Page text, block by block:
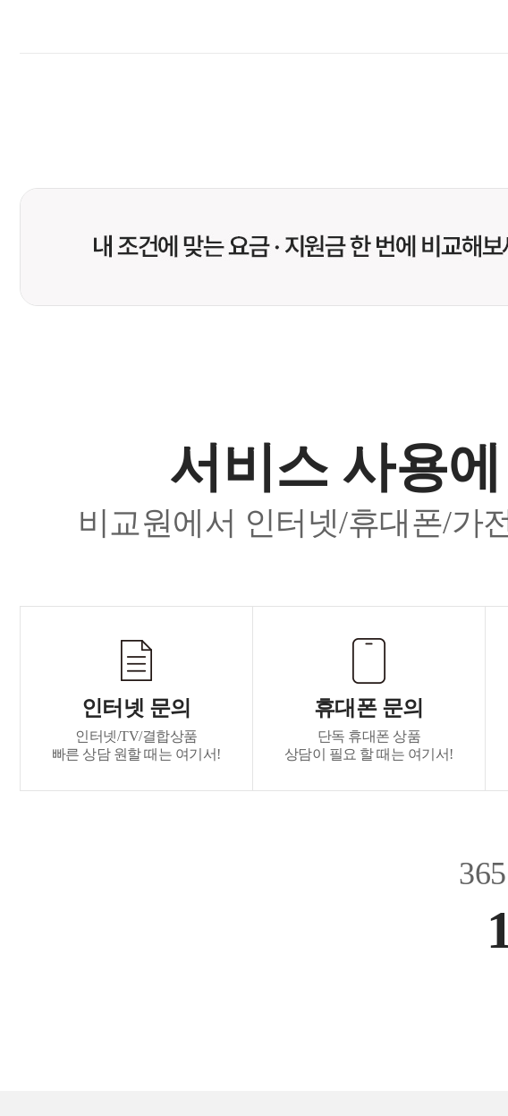
서비스 사용
비교원에서 인터넷/휴대폰/가
인터넷 문의
인터넷/TV/결합상품
빠른 상담 원할 때는 여기서!
휴대폰 문의
단독 휴대폰 상품
상담이 필요 할 때는 여기서!